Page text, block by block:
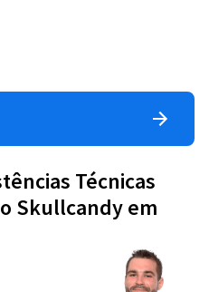
Técnicas
Skullcandy em